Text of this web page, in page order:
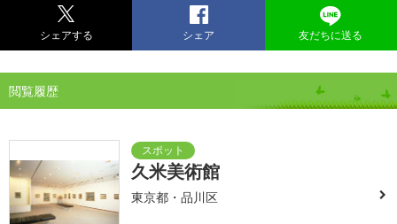
シェアする シェア 友だちに送る
閲覧履歴
久米美術館
東京都・品川区